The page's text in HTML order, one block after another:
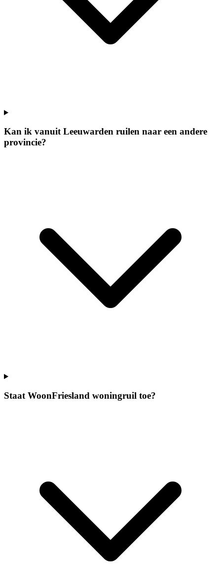
Kan ik vanuit Leeuwarden ruilen naar een andere
provincie?
Staat WoonFriesland woningruil toe?